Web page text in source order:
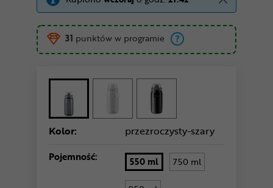
31 punktów w programie
Kolor: przezroczysty-szary
Pojemność: 550 ml 750 ml